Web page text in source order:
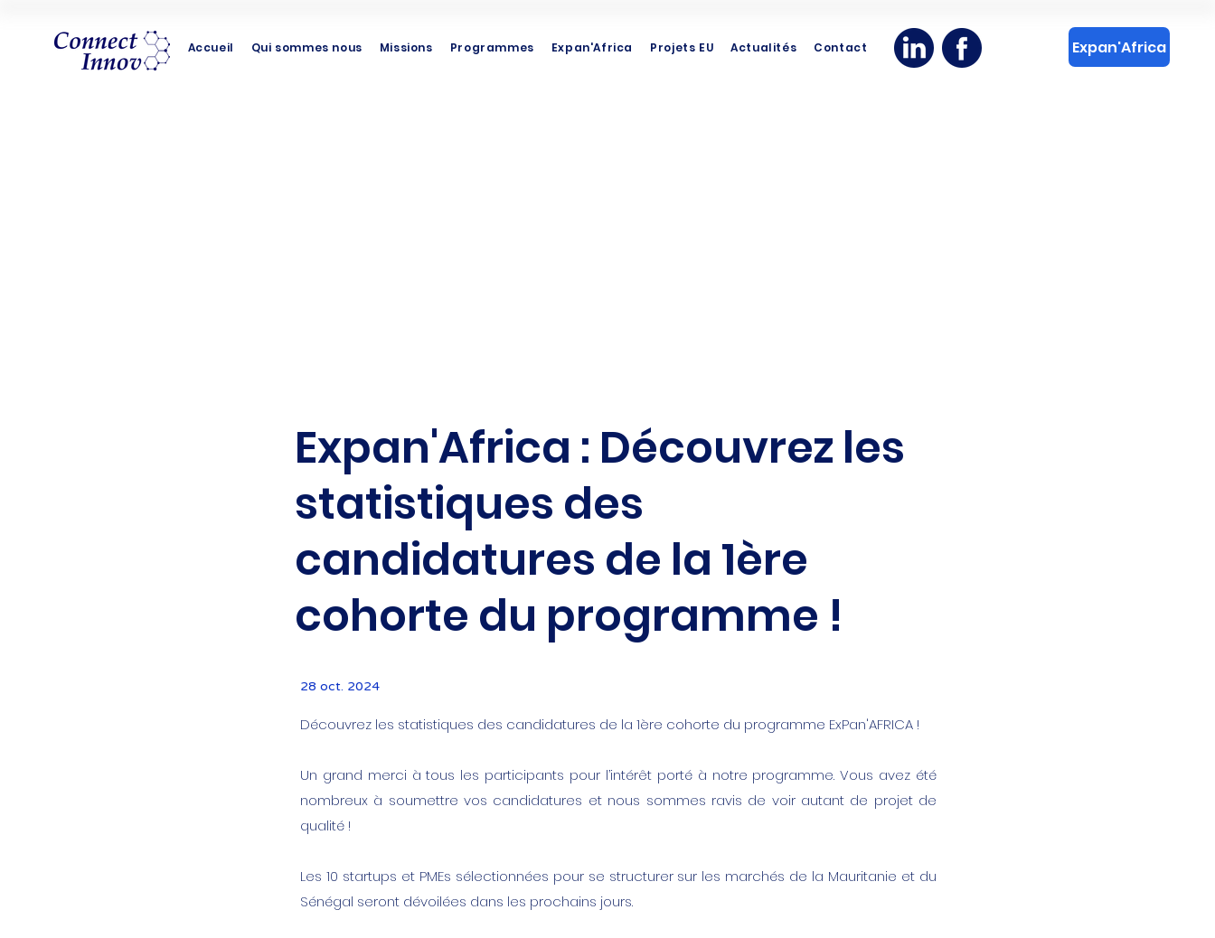
Accueil Qui sommes nous Missions Programmes Expan'Africa Projets EU Actualités Contact Expan'Africa
Expan'Africa : Découvrez les
statistiques des
candidatures de la 1ère
cohorte du programme !
28 oct. 2024
Découvrez les statistiques des candidatures de la 1ère cohorte du programme ExPan'AFRICA !
Un grand merci à tous les participants pour l’intérêt porté à notre programme. Vous avez été
nombreux à soumettre vos candidatures et nous sommes ravis de voir autant de projet de
qualité !
Les 10 startups et PMEs sélectionnées pour se structurer sur les marchés de la Mauritanie et du
Sénégal seront dévoilées dans les prochains jours.